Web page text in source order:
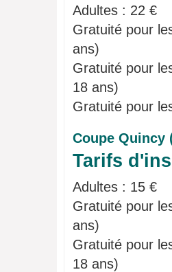
Adultes : 22 €
Gratuité pour
ans)
Gratuité pour
18 ans)
Gratuité pour
Coupe Quincy
Tarifs
Adultes : 15 €
Gratuité pour
ans)
Gratuité pour
18 ans)